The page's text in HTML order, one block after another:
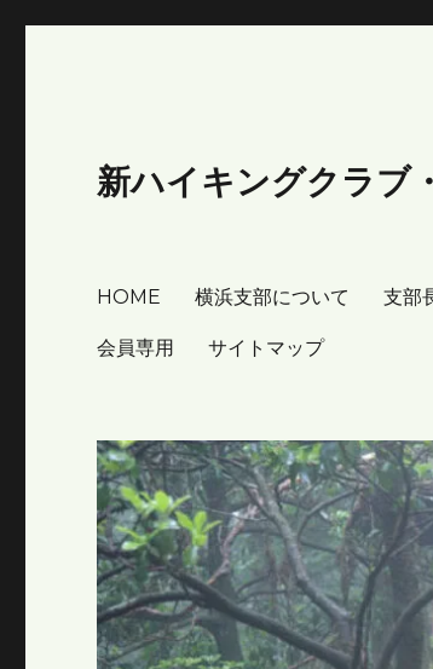
新ハイキングクラブ
HOME 横浜支部について 支部
会員専用 サイトマップ